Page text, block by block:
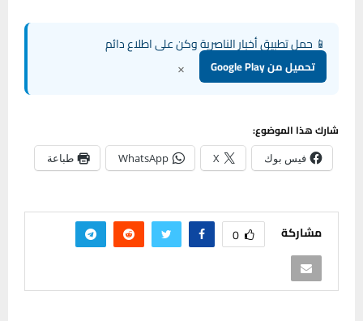
📱 حمل تطبيق أخبار الناصرية وكن على اطلاع دائم
تحميل من Google Play ×
شارك هذا الموضوع:
فيس بوك X
WhatsApp طباعة
مشاركة 0